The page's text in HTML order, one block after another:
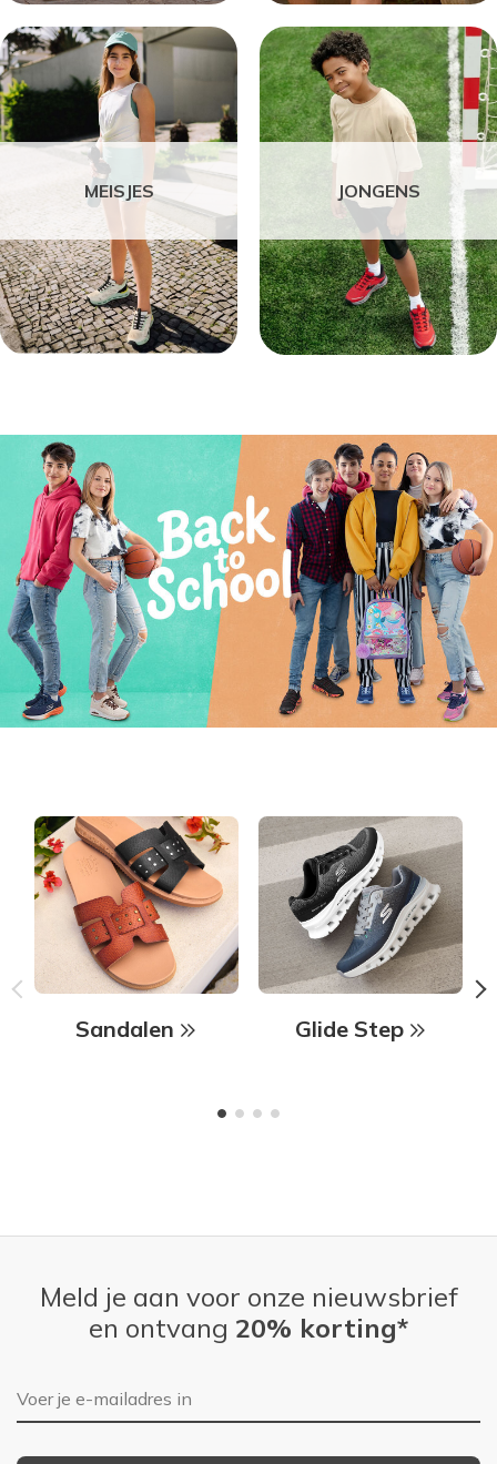
MEISJES JONGENS
Sandalen Glide Step
Meld je aan voor onze nieuwsbrief
en ontvang 20% korting*
E-mailadres